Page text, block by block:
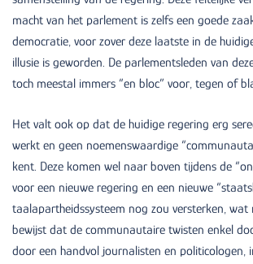
macht van het parlement is zelfs een goede
democratie, voor zover deze laatste in de
illusie is geworden. De parlementsleden van
toch meestal immers “en bloc” voor, tegen of
Het valt ook op dat de huidige regering erg
werkt en geen noemenswaardige
kent. Deze komen wel naar boven tijdens de
voor een nieuwe regering en een nieuwe
taalapartheidssysteem nog zou versterken, wat
bewijst dat de communautaire twisten enkel
door een handvol journalisten en politicologen,